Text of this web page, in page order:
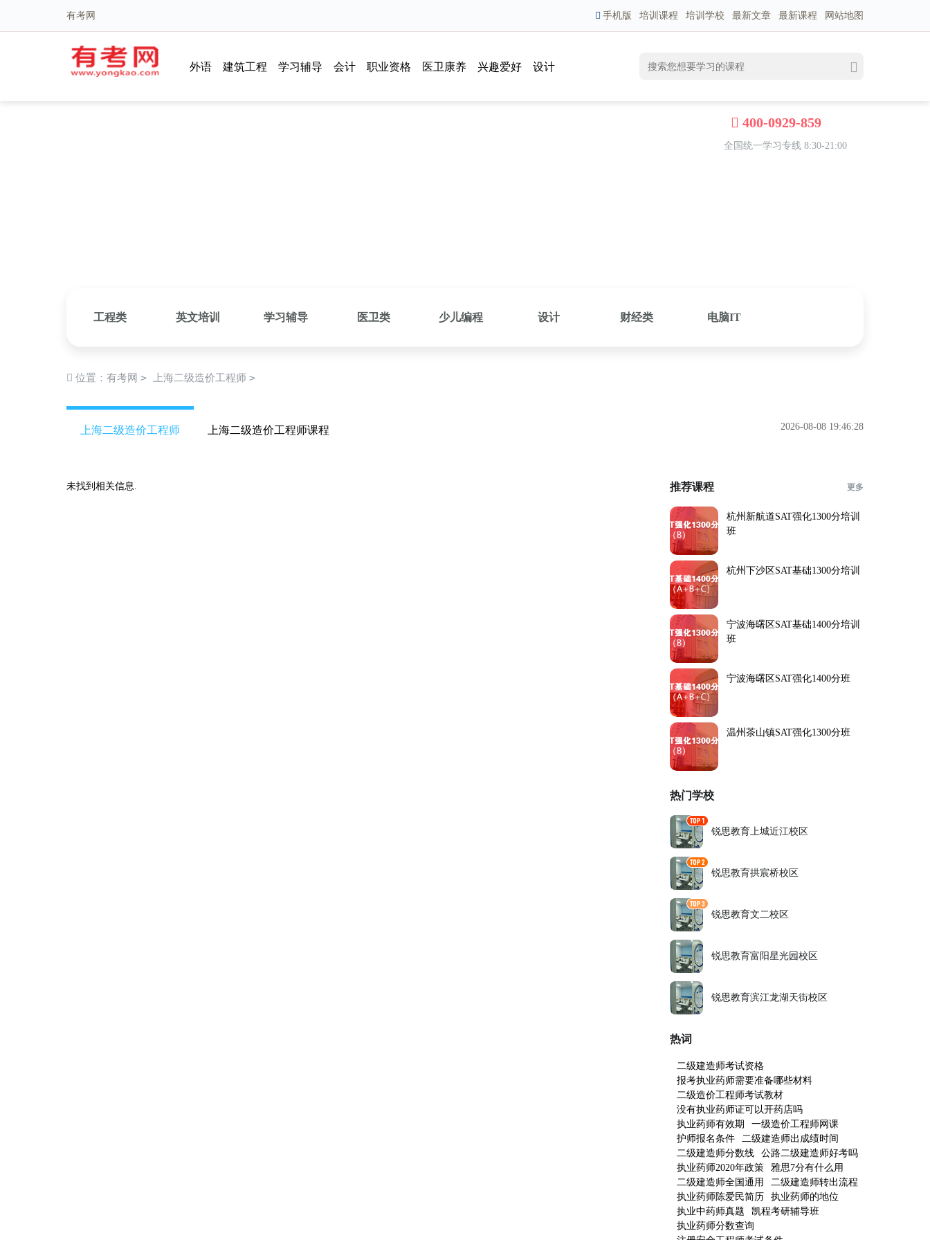
手机版 培训课程 培训学校 最新文章 最新课程 网站地图
有考网
外语 建筑工程 学习辅导 会计 职业资格 医卫康养 兴趣爱好 设计
400-0929-859
全国统一学习专线 8:30-21:00
工程类 英文培训 学习辅导 医卫类 少儿编程 设计 财经类 电脑IT
位置： 有考网 > 上海二级造价工程师 >
2026-08-08 19:46:28
上海二级造价工程师 上海二级造价工程师课程
未找到相关信息. 推荐课程 更多
杭州新航道SAT强化1300分培训
班
杭州下沙区SAT基础1300分培训
宁波海曙区SAT基础1400分培训
班
宁波海曙区SAT强化1400分班
温州茶山镇SAT强化1300分班
热门学校
锐思教育上城近江校区
锐思教育拱宸桥校区
锐思教育文二校区
锐思教育富阳星光园校区
锐思教育滨江龙湖天街校区
热词
二级建造师考试资格
报考执业药师需要准备哪些材料
二级造价工程师考试教材
没有执业药师证可以开药店吗
执业药师有效期
一级造价工程师网课
护师报名条件
二级建造师出成绩时间
二级建造师分数线
公路二级建造师好考吗
执业药师2020年政策
雅思7分有什么用
二级建造师全国通用
二级建造师转出流程
执业药师陈爱民简历
执业药师的地位
执业中药师真题
凯程考研辅导班
执业药师分数查询